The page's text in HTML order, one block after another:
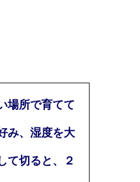
場所で育てて
み、湿度を大
て切ると、２